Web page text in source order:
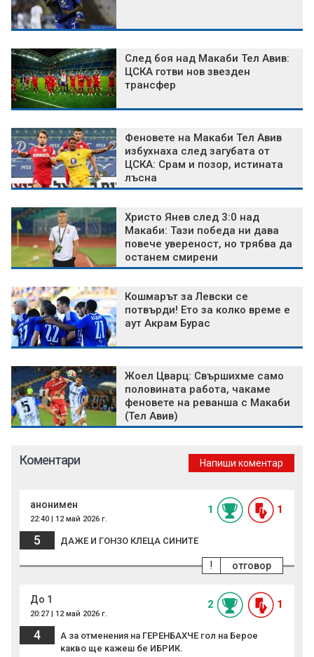
След боя над Макаби Тел Авив:
ЦСКА готви нов звезден
трансфер
Феновете на Макаби Тел Авив
избухнаха след загубата от
ЦСКА: Срам и позор, истината
лъсна
Христо Янев след 3:0 над
Макаби: Тази победа ни дава
повече увереност, но трябва да
останем смирени
Кошмарът за Левски се
потвърди! Ето за колко време е
аут Акрам Бурас
Жоел Цварц: Свършихме само
половината работа, чакаме
феновете на реванша с Макаби
(Тел Авив)
Коментари Напиши коментар
анонимен
22:40 | 12 май 2026 г.
1 1
5 ДАЖЕ И ГОНЗО КЛЕЦА СИНИТЕ
отговор
!
До 1
20:27 | 12 май 2026 г.
2 1
4
А за отменения на ГЕРЕНБАХЧЕ гол на Берое
какво ще кажеш бе ИБРИК.